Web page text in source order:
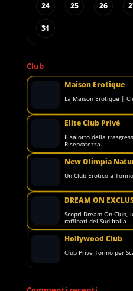
24 25 26
31
Club
Maison Erotique
La Maison Erotique |
Elite Club Privè
Il salotto della
Riservatezza.
New Olimpia
Un Club Erotico a
DREAM ON
Scopri Dream On
raffinati del Sud Italia
Hollywood Club
Club Prive Torino per